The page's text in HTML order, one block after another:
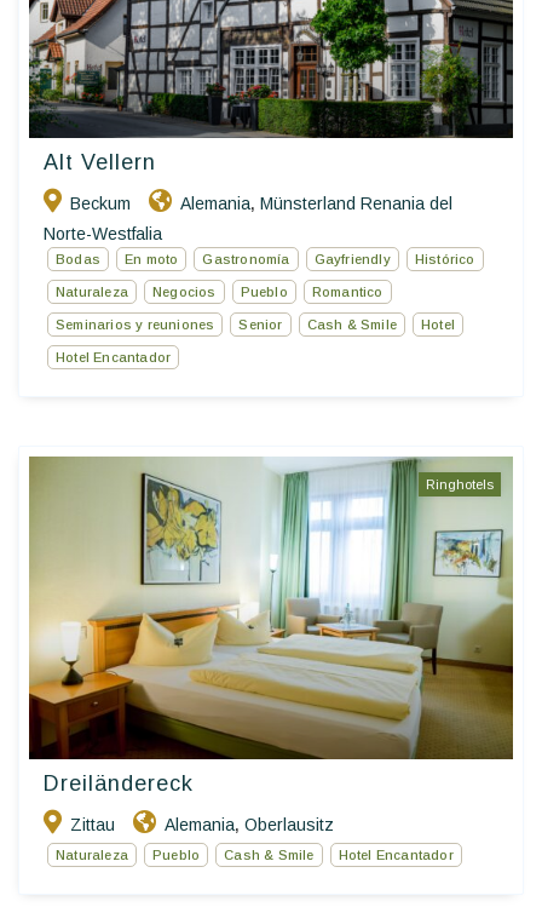
Alt Vellern
Beckum Alemania, Münsterland Renania del
Norte-Westfalia
Bodas En moto Gastronomía Gayfriendly Histórico
Naturaleza Negocios Pueblo Romantico
Seminarios y reuniones Senior Cash & Smile Hotel
Hotel Encantador
Ringhotels
Dreiländereck
Zittau Alemania, Oberlausitz
Naturaleza Pueblo Cash & Smile Hotel Encantador